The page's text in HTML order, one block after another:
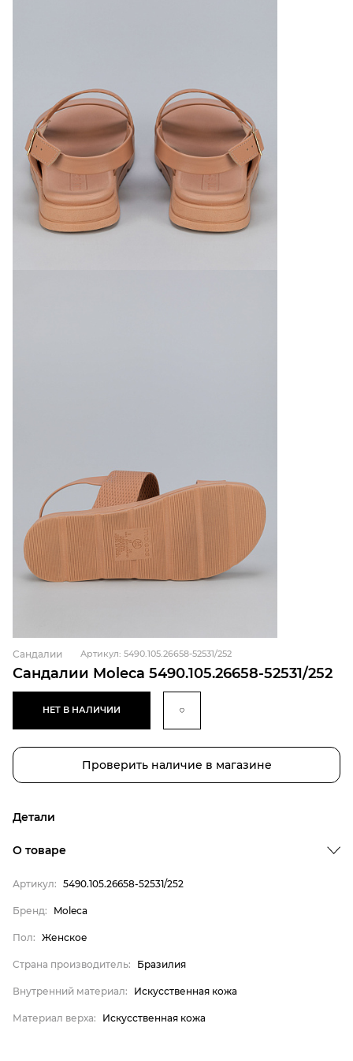
Сандалии Moleca 5490.105.26658-52531/252
Сандалии Артикул: 5490.105.26658-52531/252
НЕТ В НАЛИЧИИ
Проверить наличие в магазине
Детали
Страна производитель
Внутренний материал
Материал верха
Искусственная кожа
О товаре
Артикул: 5490.105.26658-52531/252
Бренд: Moleca
Пол: Женское
Страна производитель: Бразилия
Внутренний материал: Искусственная кожа
Материал верха: Искусственная кожа